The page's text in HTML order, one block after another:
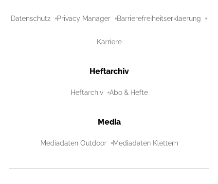
Datenschutz Privacy Manager Barrierefreiheitserklaerung
Karriere
Heftarchiv
Heftarchiv Abo & Hefte
Media
Mediadaten Outdoor Mediadaten Klettern